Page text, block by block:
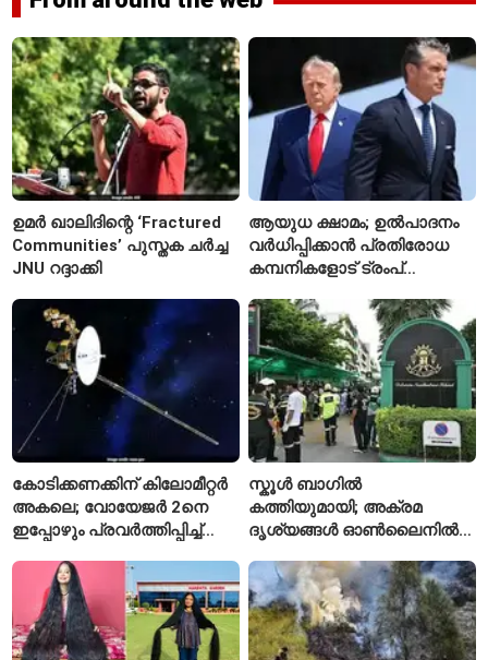
ഉമർ ഖാലിദിന്റെ ‘Fractured
Communities’ പുസ്തക ചർച്ച
JNU റദ്ദാക്കി
ആയുധ ക്ഷാമം; ഉൽപാദനം
വർധിപ്പിക്കാൻ പ്രതിരോധ
കമ്പനികളോട് ട്രംപ്
കോടിക്കണക്കിന് കിലോമീറ്റർ
അകലെ; വോയേജർ 2നെ
ഇപ്പോഴും പ്രവർത്തിപ്പിച്ച്
സ്കൂൾ ബാഗിൽ
കത്തിയുമായി; അക്രമ
ദൃശ്യങ്ങൾ ഓൺലൈനിൽ
കൗമാരക്കാരൻ